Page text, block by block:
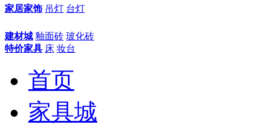
家居家饰 吊灯 台灯
建材城 釉面砖 玻化砖
特价家具 床 妆台
首页
家具城